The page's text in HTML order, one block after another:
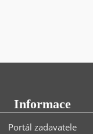
Informace
Portál zadavatele